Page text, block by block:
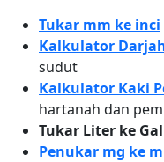
Tukar mm ke inci
Kalkulator
sudut
Kalkulator Kaki
hartanah dan
Tukar Liter ke
Penukar mg ke